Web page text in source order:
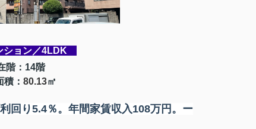
ション／4LDK
階：14階
積： 80.13㎡
回り5.4％。年間家賃収入108万円。 ー